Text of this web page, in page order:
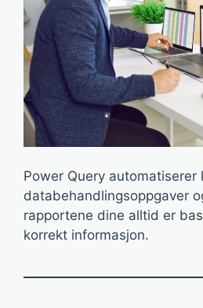
Power Query automatiserer
databehandlingsoppgaver
rapportene dine alltid er
korrekt informasjon.